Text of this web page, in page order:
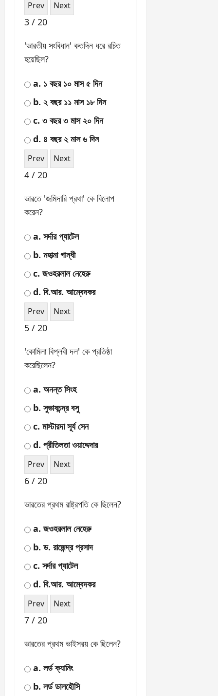
হন?
a. দিল্লী
b. মুম্বাই
d. লাহোর
"বন্দেমাতরম" গানটির রচয়িতা কে?
b. রবীন্দ্রনাথ ঠাকুর
c. বঙ্কিমচন্দ্র চট্টোপাধ্যায়
d. সুভাষচন্দ্র বসু
3 / 20
'ভারতীয় সংবিধান' কতদিন ধরে
রচিত হয়েছিল?
a. ১ বছর ১০ মাস ৫ দিন
b. ২ বছর ১১ মাস ১৮ দিন
c. ৩ বছর ৩ মাস ২০ দিন
ভারতে 'জমিদারি প্রথা' কে বিলোপ
করেন?
a. সর্দার প্যাটেল